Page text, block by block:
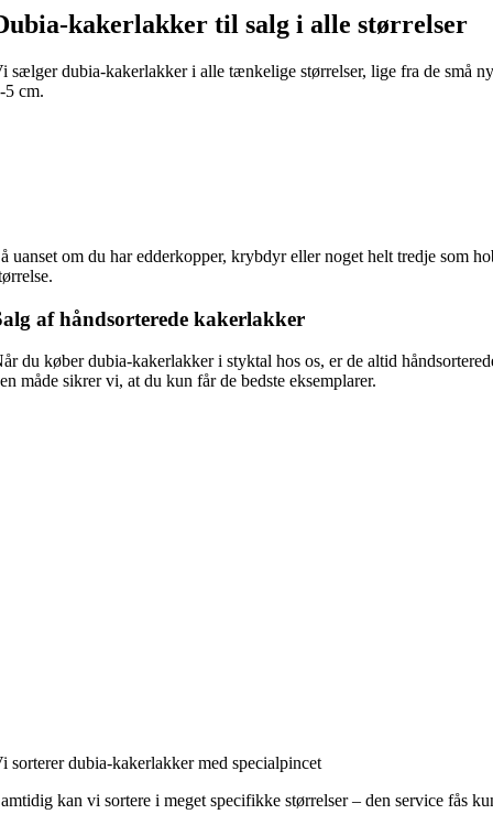
kakerlakker til salg i alle størrelser
sælger dubia-kakerlakker i alle tænkelige størrelser, lige fra de små
5 cm.
uanset om du har edderkopper, krybdyr eller noget helt tredje som
af håndsorterede kakerlakker
du køber dubia-kakerlakker i styktal hos os, er de altid
måde sikrer vi, at du kun får de bedste eksemplarer.
sorterer dubia-kakerlakker med specialpincet
kan vi sortere i meget specifikke størrelser – den service fås